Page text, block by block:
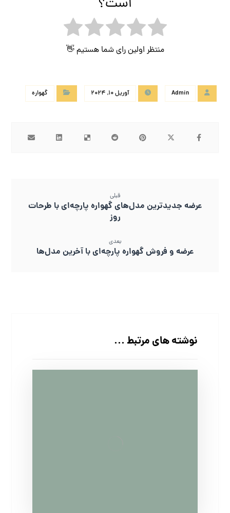
منتظر اولین رای شما هستیم 👋
Admin آوریل 10, 2024 گهواره
قبلی
عرضه جدیدترین مدل‌های گهواره پارچه‌ای با طرحات
روز
بعدی
عرضه و فروش گهواره پارچه‌ای با آخرین مدل‌ها
نوشته های مرتبط ...